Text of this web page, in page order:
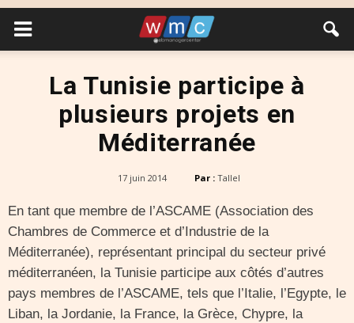
La Tunisie participe à
plusieurs projets en
Méditerranée
17 juin 2014 Par : Tallel
En tant que membre de l’ASCAME (Association des
Chambres de Commerce et d’Industrie de la
Méditerranée), représentant principal du secteur privé
méditerranéen, la Tunisie participe aux côtés d’autres
pays membres de l’ASCAME, tels que l’Italie, l’Egypte, le
Liban, la Jordanie, la France, la Grèce, Chypre, la